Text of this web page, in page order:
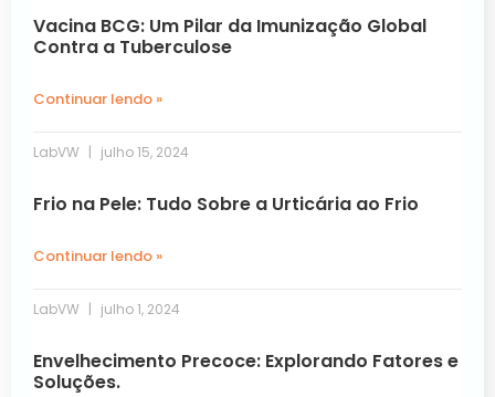
Vacina BCG: Um Pilar da Imunização Global
Contra a Tuberculose
Continuar lendo »
LabVW julho 15, 2024
Frio na Pele: Tudo Sobre a Urticária ao Frio
Continuar lendo »
LabVW julho 1, 2024
Envelhecimento Precoce: Explorando Fatores e
Soluções.